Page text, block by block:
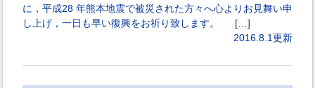
に，平成28 年熊本地震で被災された方々へ心よりお見舞い申
し上げ，一日も早い復興をお祈り致します。 […]
2016.8.1更新